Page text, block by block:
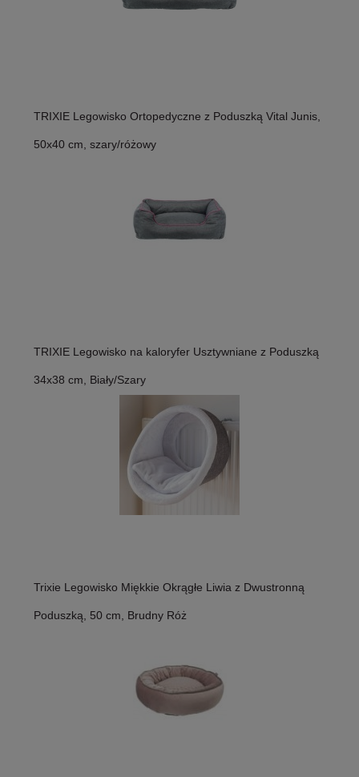
TRIXIE Legowisko Ortopedyczne z Poduszką Vital Junis,
50x40 cm, szary/różowy
TRIXIE Legowisko na kaloryfer Usztywniane z Poduszką
34x38 cm, Biały/Szary
Trixie Legowisko Miękkie Okrągłe Liwia z Dwustronną
Poduszką, 50 cm, Brudny Róż